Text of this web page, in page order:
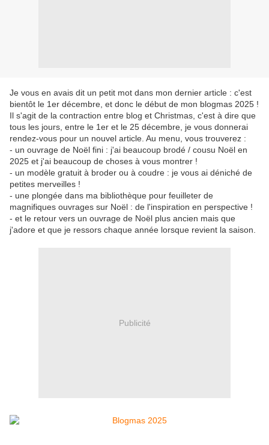
Je vous en avais dit un petit mot dans mon dernier article : c'est
bientôt le 1er décembre, et donc le début de mon blogmas 2025 !
Il s'agit de la contraction entre blog et Christmas, c'est à dire que
tous les jours, entre le 1er et le 25 décembre, je vous donnerai
rendez-vous pour un nouvel article. Au menu, vous trouverez :
- un ouvrage de Noël fini : j'ai beaucoup brodé / cousu Noël en
2025 et j'ai beaucoup de choses à vous montrer !
- un modèle gratuit à broder ou à coudre : je vous ai déniché de
petites merveilles !
- une plongée dans ma bibliothèque pour feuilleter de
magnifiques ouvrages sur Noël : de l'inspiration en perspective !
- et le retour vers un ouvrage de Noël plus ancien mais que
j'adore et que je ressors chaque année lorsque revient la saison.
Publicité